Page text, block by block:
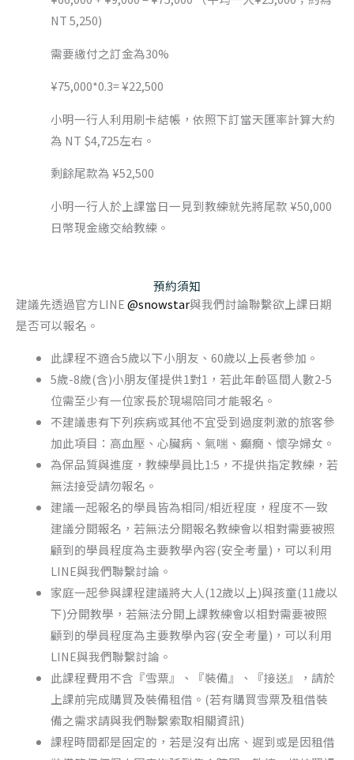
NT 5,250)
需要繳付之訂金為30%
¥75,000*0.3= ¥22,500
小明一行人利用刷卡結帳，依照下訂當天匯率計算大約
為 NT $4,725左右。
剩餘尾款為 ¥52,500
小明一行人於上課當日一見到教練就先將尾款 ¥50,000
日幣現金繳交給教練。
預約須知
建議先透過官方LINE@snowstar與我們討論聯繫欲上課日期
是否可以報名。
此課程不適合5歲以下小朋友、60歲以上長者參加。
5歲-8歲(含)小朋友僅提供1對1，若此年齡區間人數2-5
位需至少有一位家長於現場陪同才能報名。
不建議患有下列疾病或其他不宜受到過度刺激的旅客參
加此項目：高血壓、心臟病、氣喘、癲癇、懷孕婦女。
為保品質與進度，教練學員比1:5，不提供指定教練，若
無法接受請勿報名。
建議一起報名的學員皆為相同/相近程度，程度不一致
建議分開報名，若無法分開報名教練會以相對需要被照
顧到的學員程度為主要教學內容(安全考量)，可以利用
LINE與我們聯繫討論。
家庭一起參與課程建議將大人(12歲以上)與孩童(11歲以
下)分開教學，若無法分開上課教練會以相對需要被照
顧到的學員程度為主要教學內容(安全考量)，可以利用
LINE與我們聯繫討論。
此課程費用不含『雪票』、『裝備』、『接送』，請於
上課前完成購買及裝備租借。(若有購買雪票及租借裝
備之需求請與我們聯繫索取相關資訊)
課程時間都是固定的，若是沒有出席、遲到或是因租借